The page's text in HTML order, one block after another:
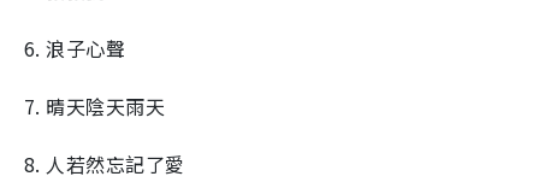
6. 浪子心聲
7. 晴天陰天雨天
8. 人若然忘記了愛